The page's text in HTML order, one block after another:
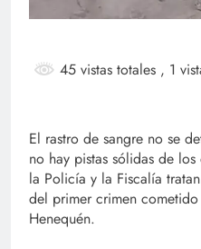
45 vistas totales , 1
El rastro de sangre no se
no hay pistas sólidas de
la Policía y la Fiscalía
del primer crimen
Henequén.